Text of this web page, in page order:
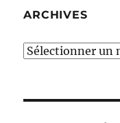
ARCHIVES
ARCHIVES